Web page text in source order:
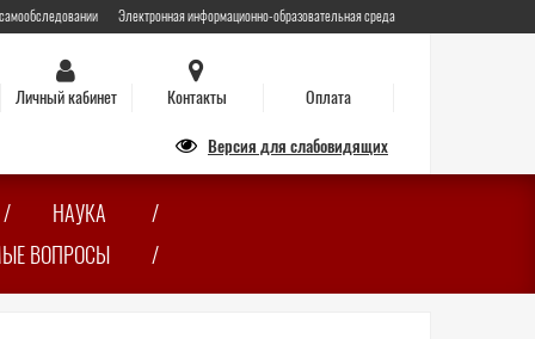
Электронная информационно-образовательная среда
Личный кабинет Контакты Оплата
Версия для слабовидящих
НАУКА
ВОПРОСЫ